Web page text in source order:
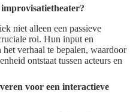
niet alleen een passieve
rol. Hun input en
verhaal te bepalen, waardoor
ontstaat tussen acteurs en
voor een interactieve